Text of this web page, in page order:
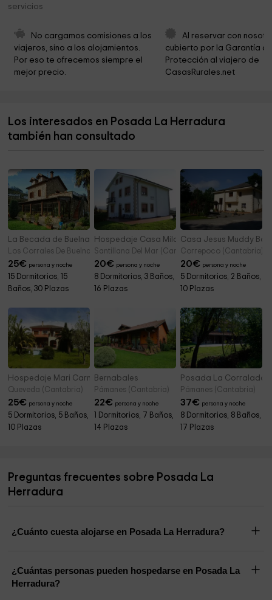
Ermita de San Antonio
Iglesia de Nuestra Señora María de Toraya
Ayuntamiento De Ribamontan Al Monte
Iglesia de Pontones 3,5 km
Ayuntamiento de Ribamontán al Mar
servicios
No cargamos comisiones a los
viajeros, sino a los alojamientos.
Por eso te ofrecemos siempre el
mejor precio.
Al reservar con
cubierto por la Garantía
Protección al viajero de
CasasRurales.net
Los interesados en Posada La Herradura
también han consultado
La Becada de Buelna
Los Corrales De Buelna (Cantabria)
25€ persona y noche
15 Dormitorios, 15
Baños, 30 Plazas
Hospedaje Casa Milagros
Santillana Del Mar (Cantabria)
20€ persona y noche
8 Dormitorios, 3 Baños,
16 Plazas
Casa Jesus Muddy
Correpoco (Cantabria)
20€ persona y noche
5 Dormitorios, 2 Baños,
10 Plazas
Hospedaje Mari Carmen
Queveda (Cantabria)
25€ persona y noche
5 Dormitorios, 5 Baños,
10 Plazas
Bernabales
Pámanes (Cantabria)
22€ persona y noche
1 Dormitorios, 7 Baños,
14 Plazas
Posada La Corralada
Pámanes (Cantabria)
37€ persona y noche
8 Dormitorios, 8 Baños,
17 Plazas
Preguntas frecuentes sobre Posada La
Herradura
¿Cuánto cuesta alojarse en Posada La Herradura?
¿Cuántas personas pueden hospedarse en Posada La
Herradura?